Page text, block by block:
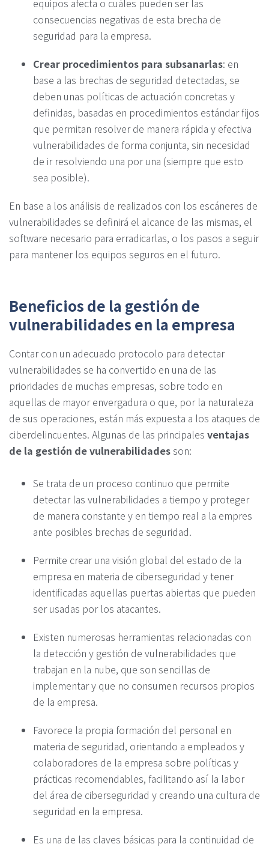
consecuencias negativas de esta brecha de
seguridad para la empresa.
Crear procedimientos para subsanarlas: en
base a las brechas de seguridad detectadas, se
deben unas políticas de actuación concretas y
definidas, basadas en procedimientos estándar fijos
que permitan resolver de manera rápida y efectiva
vulnerabilidades de forma conjunta, sin necesidad
de ir resolviendo una por una (siempre que esto
sea posible).
En base a los análisis de realizados con los escáneres de
vulnerabilidades se definirá el alcance de las mismas, el
software necesario para erradicarlas, o los pasos a seguir
para mantener los equipos seguros en el futuro.
Beneficios de la gestión de
vulnerabilidades en la empresa
Contar con un adecuado protocolo para detectar
vulnerabilidades se ha convertido en una de las
prioridades de muchas empresas, sobre todo en
aquellas de mayor envergadura o que, por la naturaleza
de sus operaciones, están más expuesta a los ataques de
ciberdelincuentes. Algunas de las principales ventajas
de la gestión de vulnerabilidadesson:
Se trata de un proceso continuo que permite
detectar las vulnerabilidades a tiempo y proteger
de manera constante y en tiempo real a la empres
ante posibles brechas de seguridad.
Permite crear una visión global del estado de la
empresa en materia de ciberseguridad y tener
identificadas aquellas puertas abiertas que pueden
ser usadas por los atacantes.
Existen numerosas herramientas relacionadas con
la detección y gestión de vulnerabilidades que
trabajan en la nube, que son sencillas de
implementar y que no consumen recursos propios
de la empresa.
Favorece la propia formación del personal en
materia de seguridad, orientando a empleados y
colaboradores de la empresa sobre políticas y
prácticas recomendables, facilitando así la labor
del área de ciberseguridad y creando una cultura de
seguridad en la empresa.
Es una de las claves básicas para la continuidad de